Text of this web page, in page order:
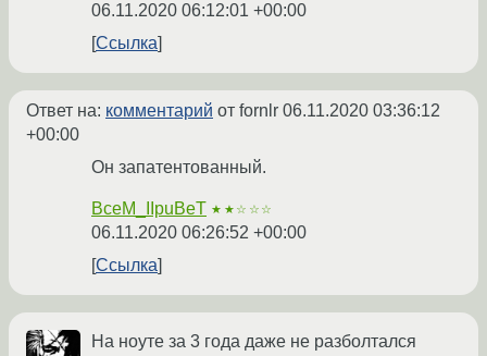
06.11.2020 06:12:01 +00:00
Ссылка
Ответ на: комментарий от fornlr 06.11.2020 03:36:12
+00:00
Он запатентованный.
BceM_IIpuBeT ★★☆☆☆
06.11.2020 06:26:52 +00:00
Ссылка
На ноуте за 3 года даже не разболтался